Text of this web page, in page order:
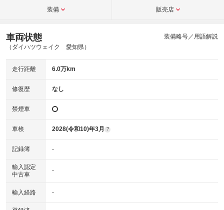
装備 販売店
車両状態
（ダイハツウェイク 愛知県）
装備略号／用語解説
走行距離 6.0万km
修復歴 なし
禁煙車
車検 2028(令和10)年3月 ?
記録簿 -
輸入認定
中古車
-
輸入経路 -